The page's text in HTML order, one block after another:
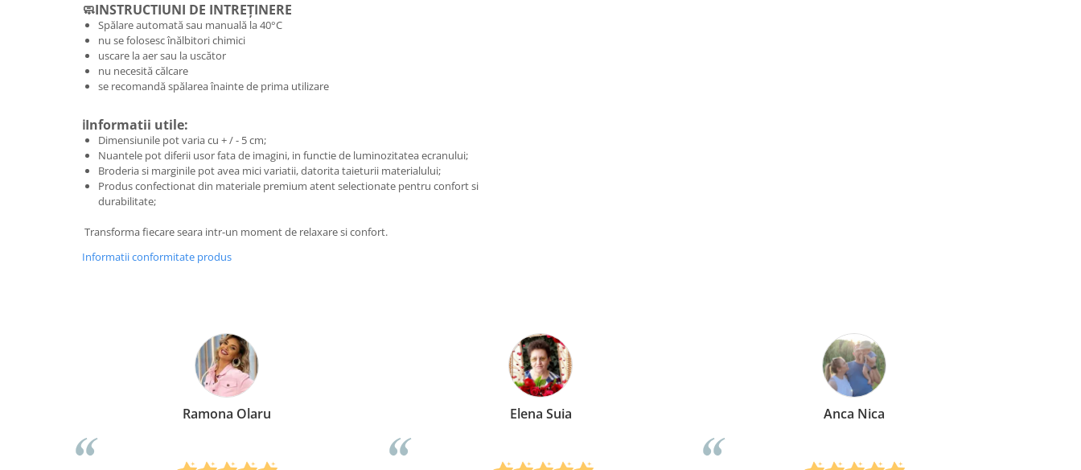
🧼INSTRUCTIUNI DE INTREȚINERE
Spălare automată sau manuală la 40°C
nu se folosesc înălbitori chimici
uscare la aer sau la uscător
nu necesită călcare
se recomandă spălarea înainte de prima utilizare
ℹ️Informatii utile:
Dimensiunile pot varia cu + / - 5 cm;
Nuantele pot diferii usor fata de imagini, in functie de luminozitatea ecranului;
Broderia si marginile pot avea mici variatii, datorita taieturii materialului;
Produs confectionat din materiale premium atent selectionate pentru confort si
durabilitate;
Transforma fiecare seara intr-un moment de relaxare si confort.
Informatii conformitate produs